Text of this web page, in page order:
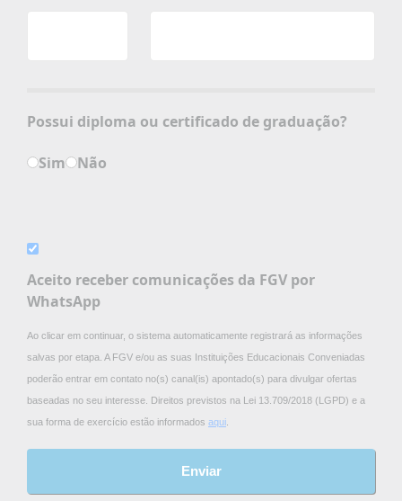
Possui diploma ou certificado de graduação?
Sim Não
Aceito receber comunicações da FGV por
WhatsApp
Ao clicar em continuar, o sistema automaticamente registrará as informações
salvas por etapa. A FGV e/ou as suas Instituições Educacionais Conveniadas
poderão entrar em contato no(s) canal(is) apontado(s) para divulgar ofertas
baseadas no seu interesse. Direitos previstos na Lei 13.709/2018 (LGPD) e a
sua forma de exercício estão informados aqui
Enviar